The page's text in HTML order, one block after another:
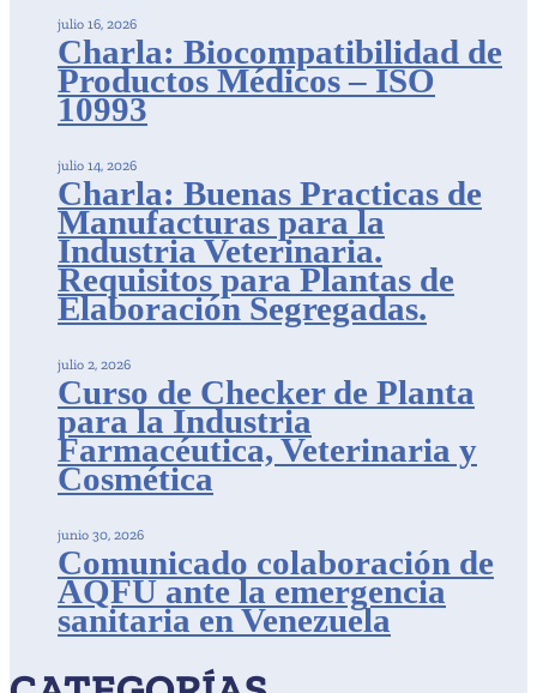
Charla: Biocompatibilidad de
Productos Médicos – ISO
10993
julio 16, 2026
Charla: Buenas Practicas de
Manufacturas para la
Industria Veterinaria.
Requisitos para Plantas de
Elaboración Segregadas.
julio 14, 2026
Curso de Checker de Planta
para la Industria
Farmacéutica, Veterinaria y
Cosmética
julio 2, 2026
Comunicado colaboración de
AQFU ante la emergencia
sanitaria en Venezuela
junio 30, 2026